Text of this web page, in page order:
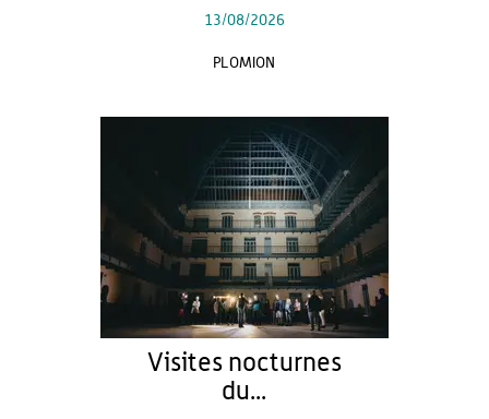
13/08/2026
PLOMION
Visites nocturnes
du...